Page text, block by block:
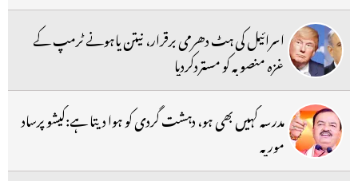
اسرائیل کی ہٹ دھرمی برقرار، نیتن یاہونے ٹرمپ کے
غزہ منصوبہ کو مستردکردیا
مدرسہ کہیں بھی ہو، دہشت گردی کو ہوا دیتا ہے:کیشو پرساد
موریہ